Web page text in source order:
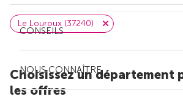
CONSEILS
NOUS CONNAÎTRE
Le Louroux (37240)
Choisissez un département
les offres